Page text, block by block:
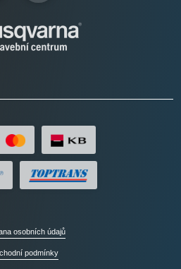
osobních údajů
podmínky